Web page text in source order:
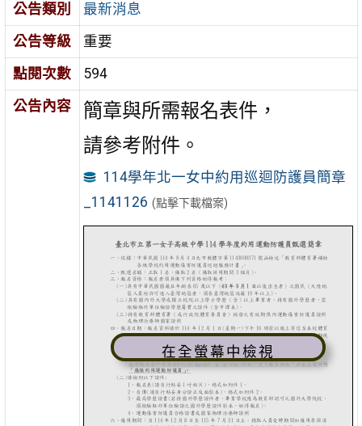
公告類別
最新消息
公告等級
重要
點閱次數
594
公告內容
簡章與所需報名表件，
請參考附件。
114學年北一女中約用巡迴防護員簡章
_1141126 (點擊下載檔案)
在全螢幕中檢視